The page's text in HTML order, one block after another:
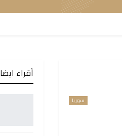
سوريا
أقراء ايضا